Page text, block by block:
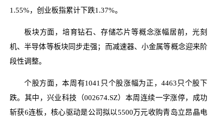
1.55%，创业板指累计下跌1.37%。
板块方面，培育钻石、存储芯片等概念涨幅居前，光刻
机、半导体等板块同步走强；而减速器、小金属等概念迎来阶
段性调整。
个股方面，本周有1041只个股涨幅为正，4463只个股下
跌。其中，兴业科技（002674.SZ）本周连续一字涨停，成功
斩获6连板，核心驱动是公司拟以5500万元收购青岛立昂晶电